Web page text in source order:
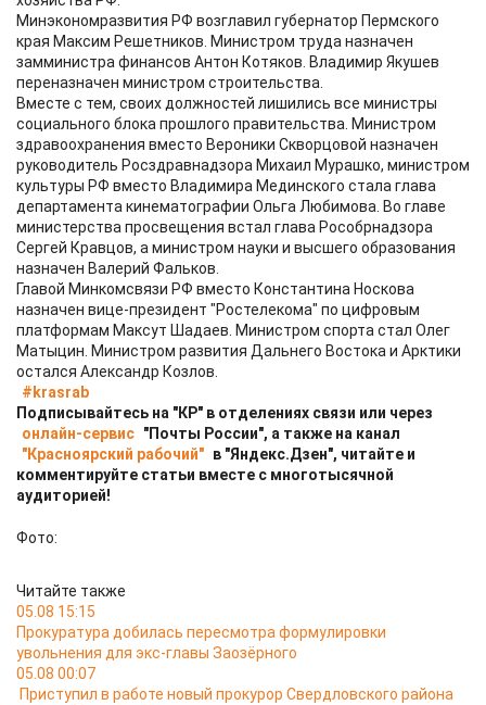
Минэкономразвития РФ возглавил губернатор Пермского
края Максим Решетников. Министром труда назначен
замминистра финансов Антон Котяков. Владимир Якушев
переназначен министром строительства.
Вместе с тем, своих должностей лишились все министры
социального блока прошлого правительства. Министром
здравоохранения вместо Вероники Скворцовой назначен
руководитель Росздравнадзора Михаил Мурашко, министром
культуры РФ вместо Владимира Мединского стала глава
департамента кинематографии Ольга Любимова. Во главе
министерства просвещения встал глава Рособрнадзора
Сергей Кравцов, а министром науки и высшего образования
назначен Валерий Фальков.
Главой Минкомсвязи РФ вместо Константина Носкова
назначен вице-президент "Ростелекома" по цифровым
платформам Максут Шадаев. Министром спорта стал Олег
Матыцин. Министром развития Дальнего Востока и Арктики
остался Александр Козлов.
#krasrab
Подписывайтесь на "КР" в отделениях связи или через
онлайн-сервис "Почты России", а также на канал
"Красноярский рабочий" в "Яндекс.Дзен", читайте и
комментируйте статьи вместе с многотысячной
аудиторией!
Фото:
Читайте также
05.08 15:15
Прокуратура добилась пересмотра формулировки
увольнения для экс-главы Заозёрного
05.08 00:07
Приступил в работе новый прокурор Свердловского района